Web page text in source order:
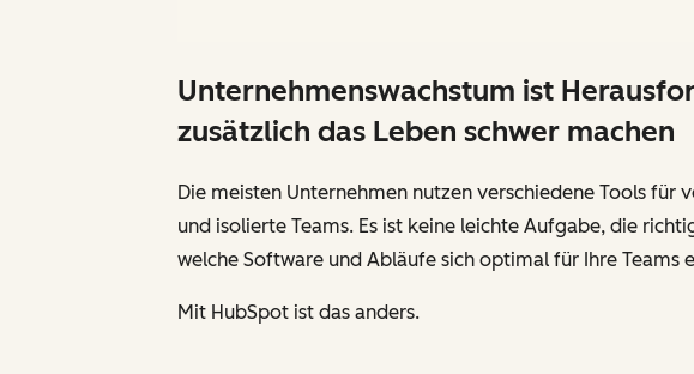
Unternehmenswachstum ist
zusätzlich das Leben schwer machen
Die meisten Unternehmen nutzen verschiedene Tools für
und isolierte Teams. Es ist keine leichte Aufgabe, die
welche Software und Abläufe sich optimal für Ihre Teams
Mit HubSpot ist das anders.